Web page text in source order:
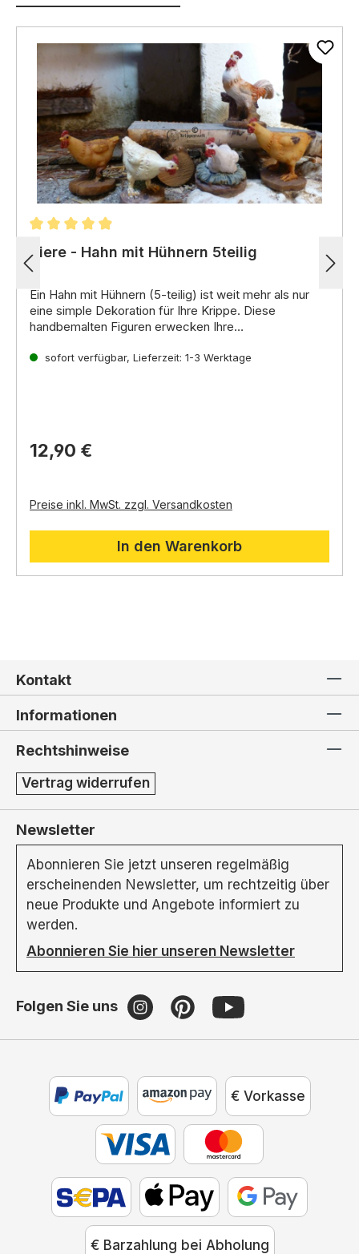
Durchschnittliche Bewertung von 4.89 von 5
Tiere - Hahn mit Hühnern 5teilig
Ein Hahn mit Hühnern (5-teilig) ist weit mehr als nur
eine simple Dekoration für Ihre Krippe. Diese
handbemalten Figuren erwecken Ihre
lebendigen Farben zum Leben und symbolisieren auf
sofort verfügbar, Lieferzeit: 1-3 Werktage
12,90 €
Preise inkl. MwSt. zzgl. Versandkosten
In den Warenkorb
Kontakt
Informationen
Rechtshinweise
Vertrag widerrufen
Newsletter
Abonnieren Sie jetzt unseren regelmäßig
erscheinenden Newsletter, um rechtzeitig über
neue Produkte und Angebote informiert zu
werden.
Abonnieren Sie hier unseren Newsletter
Folgen Sie uns
€ Vorkasse
€ Barzahlung bei Abholung